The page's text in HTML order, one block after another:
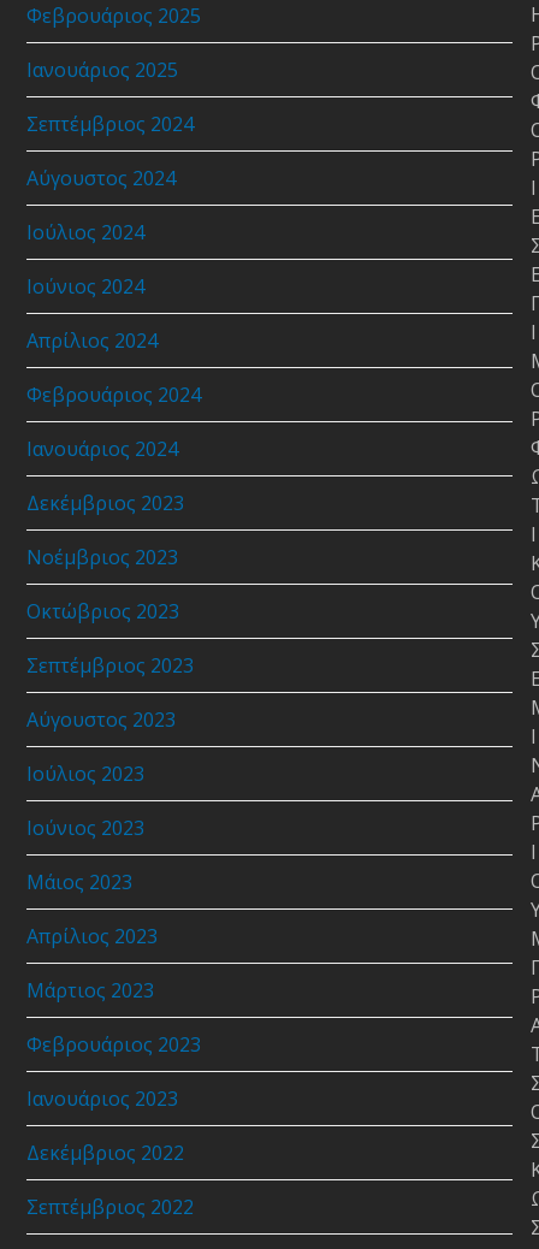
Φεβρουάριος 2025
Ιανουάριος 2025
Σεπτέμβριος 2024
Αύγουστος 2024
Ιούλιος 2024
Ιούνιος 2024
Απρίλιος 2024
Φεβρουάριος 2024
Ιανουάριος 2024
Δεκέμβριος 2023
Νοέμβριος 2023
Οκτώβριος 2023
Σεπτέμβριος 2023
Αύγουστος 2023
Ιούλιος 2023
Ιούνιος 2023
Μάιος 2023
Απρίλιος 2023
Μάρτιος 2023
Φεβρουάριος 2023
Ιανουάριος 2023
Δεκέμβριος 2022
Σεπτέμβριος 2022
Ι
Ι
Ι
Ι
Ι